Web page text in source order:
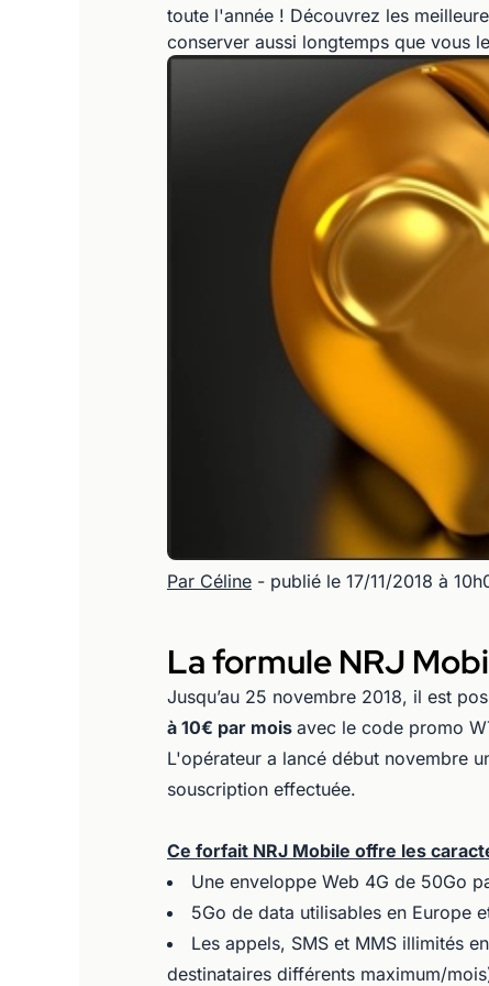
toute l'année ! Découvrez les
conserver aussi longtemps que vous
Par Céline - publié le 17/11/2018 à
La formule NRJ
Jusqu’au 25 novembre 2018, il est
à 10€ par mois avec le code promo
L'opérateur a lancé début novembre
souscription effectuée.
Ce forfait NRJ Mobile offre les
Une enveloppe Web 4G de 50Go
5Go de data utilisables en Europe
Les appels, SMS et MMS illimités
destinataires différents maximum/